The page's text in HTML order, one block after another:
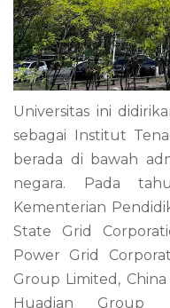
Universitas ini
sebagai Institut
berada di bawah
negara. Pada
Kementerian
State Grid
Power Grid
Group Limited,
Huadian Group